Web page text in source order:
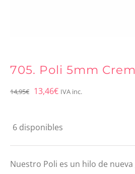
705. Poli 5mm
14,95€ El
original
13,46€ElIVA inc.
6 disponibles
Nuestro Poli es un hilo de